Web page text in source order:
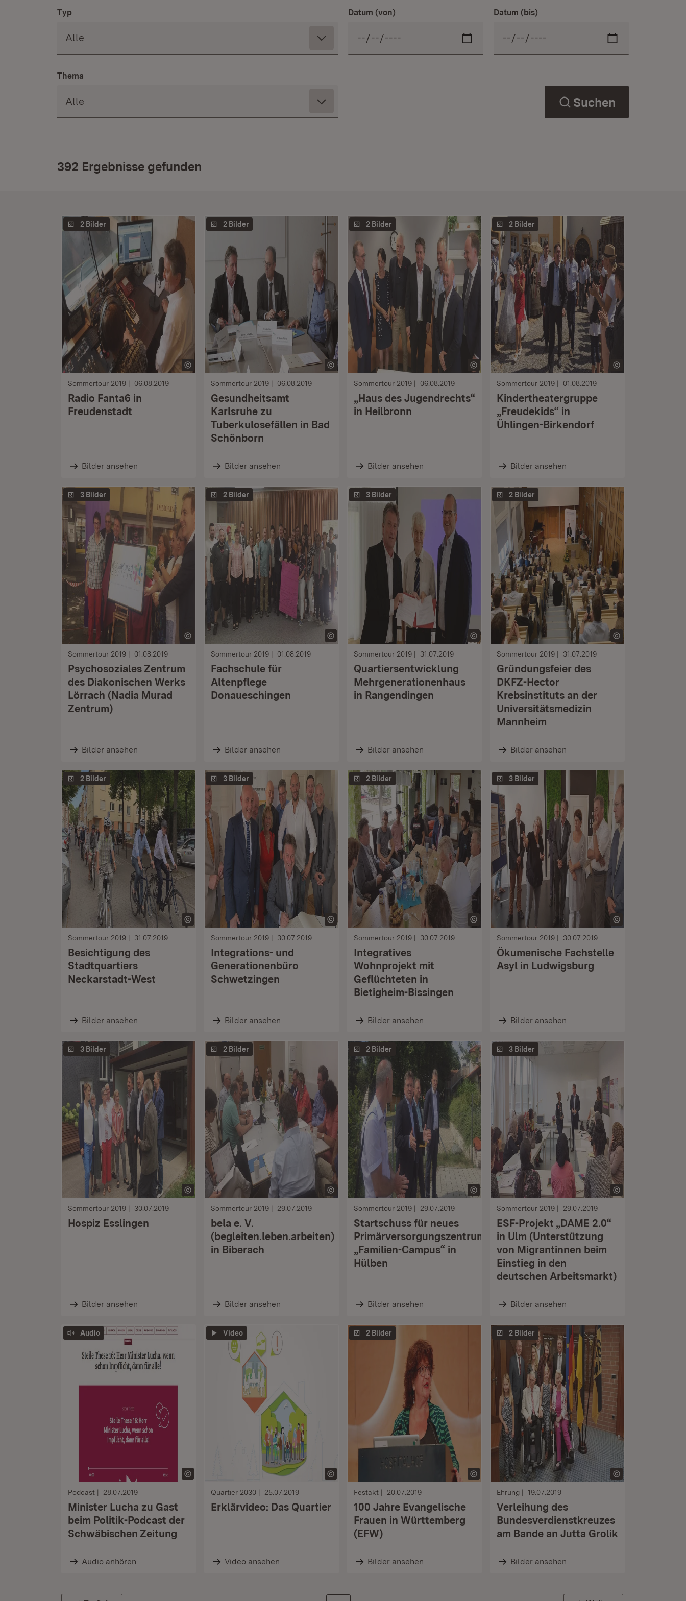
Typ Datum (von) Datum (bis)
Thema
Suchen
392 Ergebnisse gefunden
2 Bilder
Sommertour 2019 06.08.2019
Radio Fanta6 in
Freudenstadt
Bilder ansehen
2 Bilder
Sommertour 2019 06.08.2019
Gesundheitsamt
Karlsruhe zu
Tuberkulosefällen in Bad
Schönborn
Bilder ansehen
2 Bilder
Sommertour 2019 06.08.2019
„Haus des Jugendrechts“
in Heilbronn
Bilder ansehen
2 Bilder
Sommertour 2019 01.08.2019
Kindertheatergruppe
„Freudekids“ in
Ühlingen-Birkendorf
Bilder ansehen
3 Bilder
Sommertour 2019 01.08.2019
Psychosoziales Zentrum
des Diakonischen Werks
Lörrach (Nadia Murad
Zentrum)
Bilder ansehen
2 Bilder
Sommertour 2019 01.08.2019
Fachschule für
Altenpflege
Donaueschingen
Bilder ansehen
3 Bilder
Sommertour 2019 31.07.2019
Quartiersentwicklung
Mehrgenerationenhaus
in Rangendingen
Bilder ansehen
2 Bilder
Sommertour 2019 31.07.2019
Gründungsfeier des
DKFZ-Hector
Krebsinstituts an der
Universitätsmedizin
Mannheim
Bilder ansehen
2 Bilder
Sommertour 2019 31.07.2019
Besichtigung des
Stadtquartiers
Neckarstadt-West
Bilder ansehen
3 Bilder
Sommertour 2019 30.07.2019
Integrations- und
Generationenbüro
Schwetzingen
Bilder ansehen
2 Bilder
Sommertour 2019 30.07.2019
Integratives
Wohnprojekt mit
Geflüchteten in
Bietigheim-Bissingen
Bilder ansehen
3 Bilder
Sommertour 2019 30.07.2019
Ökumenische Fachstelle
Asyl in Ludwigsburg
Bilder ansehen
3 Bilder
Sommertour 2019 30.07.2019
Hospiz Esslingen
Bilder ansehen
2 Bilder
Sommertour 2019 29.07.2019
bela e. V.
(begleiten.leben.arbeiten)
in Biberach
Bilder ansehen
2 Bilder
Sommertour 2019 29.07.2019
Startschuss für neues
Primärversorgungszentrum
„Familien-Campus“ in
Hülben
Bilder ansehen
3 Bilder
Sommertour 2019 29.07.2019
ESF-Projekt „DAME 2.0“
in Ulm (Unterstützung
von Migrantinnen beim
Einstieg in den
deutschen Arbeitsmarkt)
Bilder ansehen
Audio
Podcast 28.07.2019
Minister Lucha zu Gast
beim Politik-Podcast der
Schwäbischen Zeitung
Audio anhören
Video
Quartier 2030 25.07.2019
Erklärvideo: Das Quartier
Video ansehen
2 Bilder
Festakt 20.07.2019
100 Jahre Evangelische
Frauen in Württemberg
(EFW)
Bilder ansehen
2 Bilder
Ehrung 19.07.2019
Verleihung des
Bundesverdienstkreuzes
am Bande an Jutta Grolik
Bilder ansehen